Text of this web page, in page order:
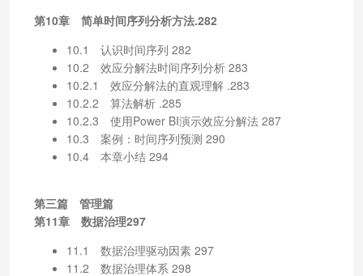
第10章 简单时间序列分析方法.282
10.1 认识时间序列 282
10.2 效应分解法时间序列分析 283
10.2.1 效应分解法的直观理解 .283
10.2.2 算法解析 .285
10.2.3 使用Power BI演示效应分解法 287
10.3 案例：时间序列预测 290
10.4 本章小结 294
第三篇 管理篇
第11章 数据治理297
11.1 数据治理驱动因素 297
11.2 数据治理体系 298